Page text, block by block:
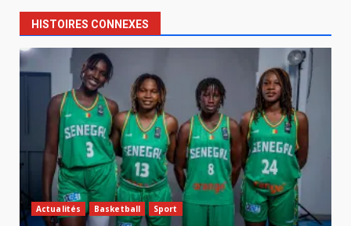
HISTOIRES CONNEXES
Actualités Basketball Sport